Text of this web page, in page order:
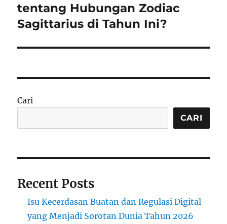
post:
tentang Hubungan Zodiac
Sagittarius di Tahun Ini?
Cari
CARI
Recent Posts
Isu Kecerdasan Buatan dan Regulasi Digital
yang Menjadi Sorotan Dunia Tahun 2026